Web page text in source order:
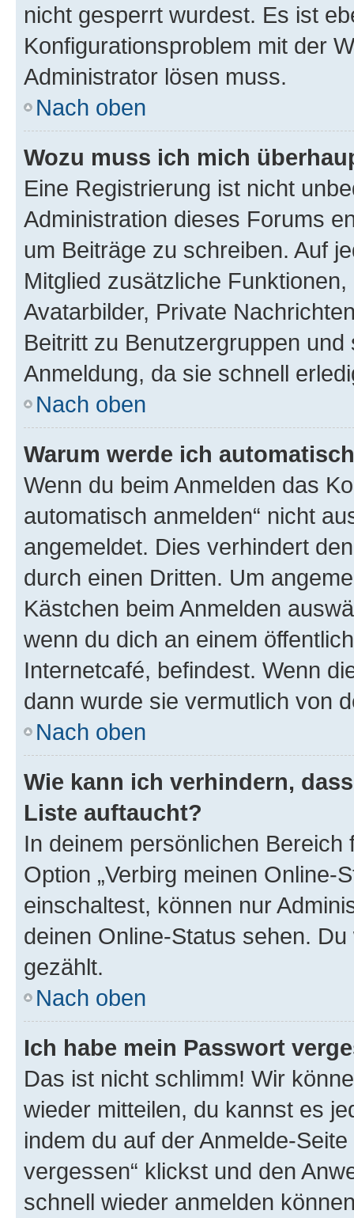
nicht gesperrt wurdest. Es ist
Konfigurationsproblem mit der
Administrator lösen muss.
Nach oben
Wozu muss ich mich
Eine Registrierung ist nicht
Administration dieses Forums
um Beiträge zu schreiben. Auf
Mitglied zusätzliche
Avatarbilder, Private
Beitritt zu Benutzergruppen
Anmeldung, da sie schnell
Nach oben
Warum werde ich
Wenn du beim Anmelden das
automatisch anmelden“ nicht
angemeldet. Dies verhindert
durch einen Dritten. Um
Kästchen beim Anmelden
wenn du dich an einem
Internetcafé, befindest. Wenn
dann wurde sie vermutlich von
Nach oben
Wie kann ich verhindern,
Liste auftaucht?
In deinem persönlichen
Option „Verbirg meinen Online-
einschaltest, können nur
deinen Online-Status sehen.
gezählt.
Nach oben
Ich habe mein Passwort
Das ist nicht schlimm! Wir
wieder mitteilen, du kannst es
indem du auf der Anmelde-
vergessen“ klickst und den
schnell wieder anmelden